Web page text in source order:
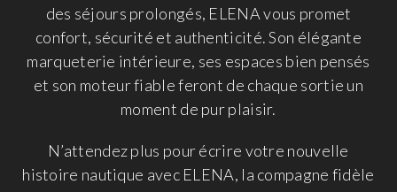
des séjours prolongés, ELENA vous promet
confort, sécurité et authenticité. Son élégante
marqueterie intérieure, ses espaces bien pensés
et son moteur fiable feront de chaque sortie un
moment de pur plaisir.
N’attendez plus pour écrire votre nouvelle
histoire nautique avec ELENA, la compagne fidèle